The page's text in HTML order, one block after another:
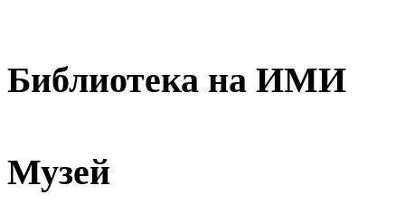
Библиотека на ИМИ
Музей